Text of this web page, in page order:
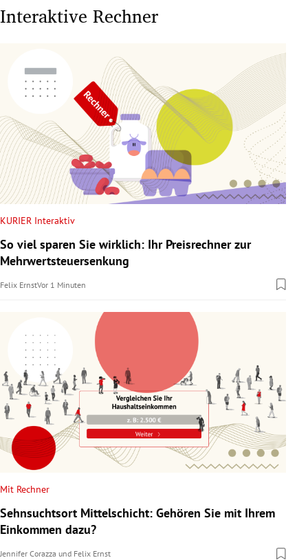
Interaktive Rechner
KURIER Interaktiv
So viel sparen Sie wirklich: Ihr Preisrechner zur
Mehrwertsteuersenkung
Felix ErnstVor 1 Minuten
Mit Rechner
Sehnsuchtsort Mittelschicht: Gehören Sie mit Ihrem
Einkommen dazu?
Jennifer Corazza und Felix Ernst